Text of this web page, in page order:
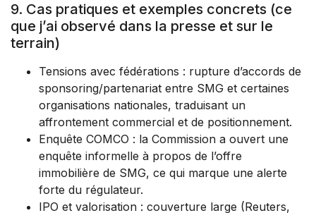
9. Cas pratiques et exemples concrets (ce
que j’ai observé dans la presse et sur le
terrain)
Tensions avec fédérations : rupture d’accords de
sponsoring/partenariat entre SMG et certaines
organisations nationales, traduisant un
affrontement commercial et de positionnement.
Enquête COMCO : la Commission a ouvert une
enquête informelle à propos de l’offre
immobilière de SMG, ce qui marque une alerte
forte du régulateur.
IPO et valorisation : couverture large (Reuters,